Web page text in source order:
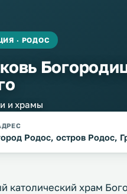
· РОДОС
и храмы
Родос, остров Родос,
католический храм